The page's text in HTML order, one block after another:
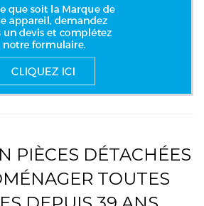
PIÈCES DÉTACHÉES
TOUTES